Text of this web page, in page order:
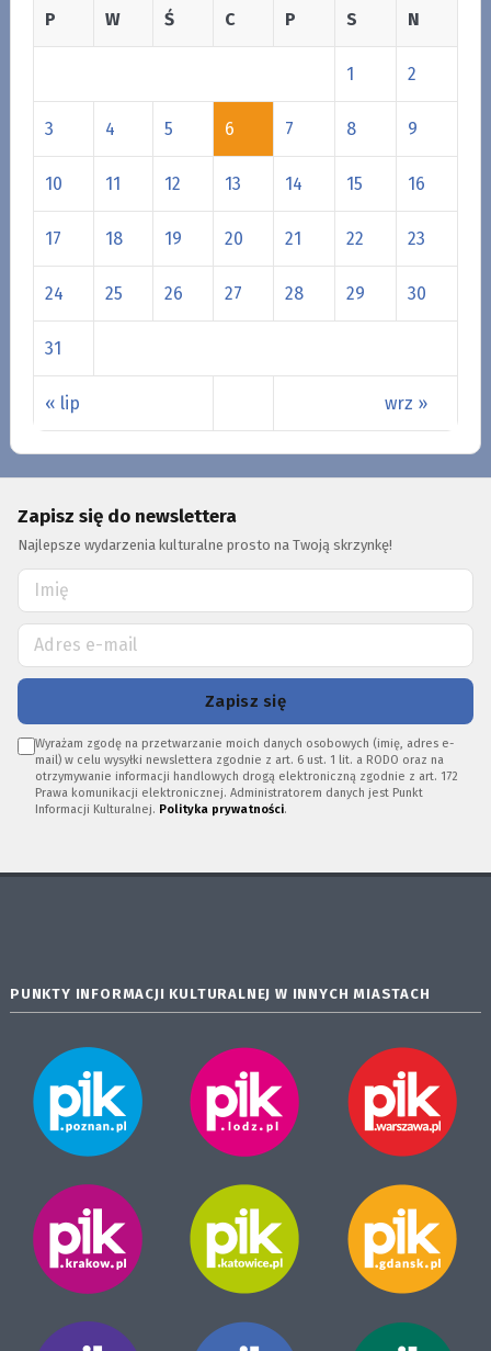
P W Ś C P S N
« lip wrz »
1 2
3 4 5 6 7 8 9
10 11 12 13 14 15 16
17 18 19 20 21 22 23
24 25 26 27 28 29 30
31
Zapisz się do newslettera
Najlepsze wydarzenia kulturalne prosto na Twoją skrzynkę!
Zapisz się
Wyrażam zgodę na przetwarzanie moich danych osobowych (imię, adres e-
mail) w celu wysyłki newslettera zgodnie z art. 6 ust. 1 lit. a RODO oraz na
otrzymywanie informacji handlowych drogą elektroniczną zgodnie z art. 172
Prawa komunikacji elektronicznej. Administratorem danych jest Punkt
Informacji Kulturalnej. Polityka prywatności.
PUNKTY INFORMACJI KULTURALNEJ W INNYCH MIASTACH